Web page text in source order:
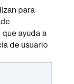
para
ayuda a
de usuario